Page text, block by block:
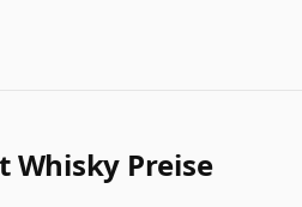
Whisky Preise